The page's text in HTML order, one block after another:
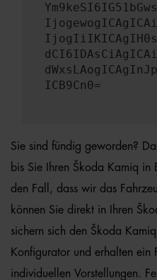
ICB9Cn0=
Sie sind fündig geworden?
bis Sie Ihren Škoda Kamiq in
den Fall, dass wir das
können Sie direkt in Ihren
sichern sich den Škoda Kamiq
Konfigurator und erhalten ein
individuellen Vorstellungen.